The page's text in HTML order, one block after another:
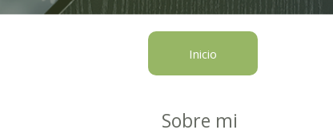
Inicio
Sobre mi